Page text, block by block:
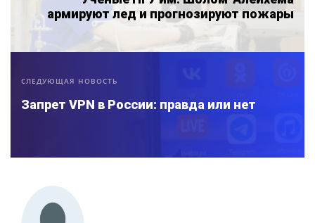
армируют лед и прогнозируют пожары
СЛЕДУЮЩАЯ НОВОСТЬ
Запрет VPN в России: правда или нет